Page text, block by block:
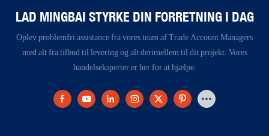
LAD MINGBAI STYRKE DIN FORRETNING I DAG
Oplev problemfri assistance fra vores team af Trade Account Managers
med alt fra tilbud til levering og alt derimellem til dit projekt. Vores
handelseksperter er her for at hjælpe.